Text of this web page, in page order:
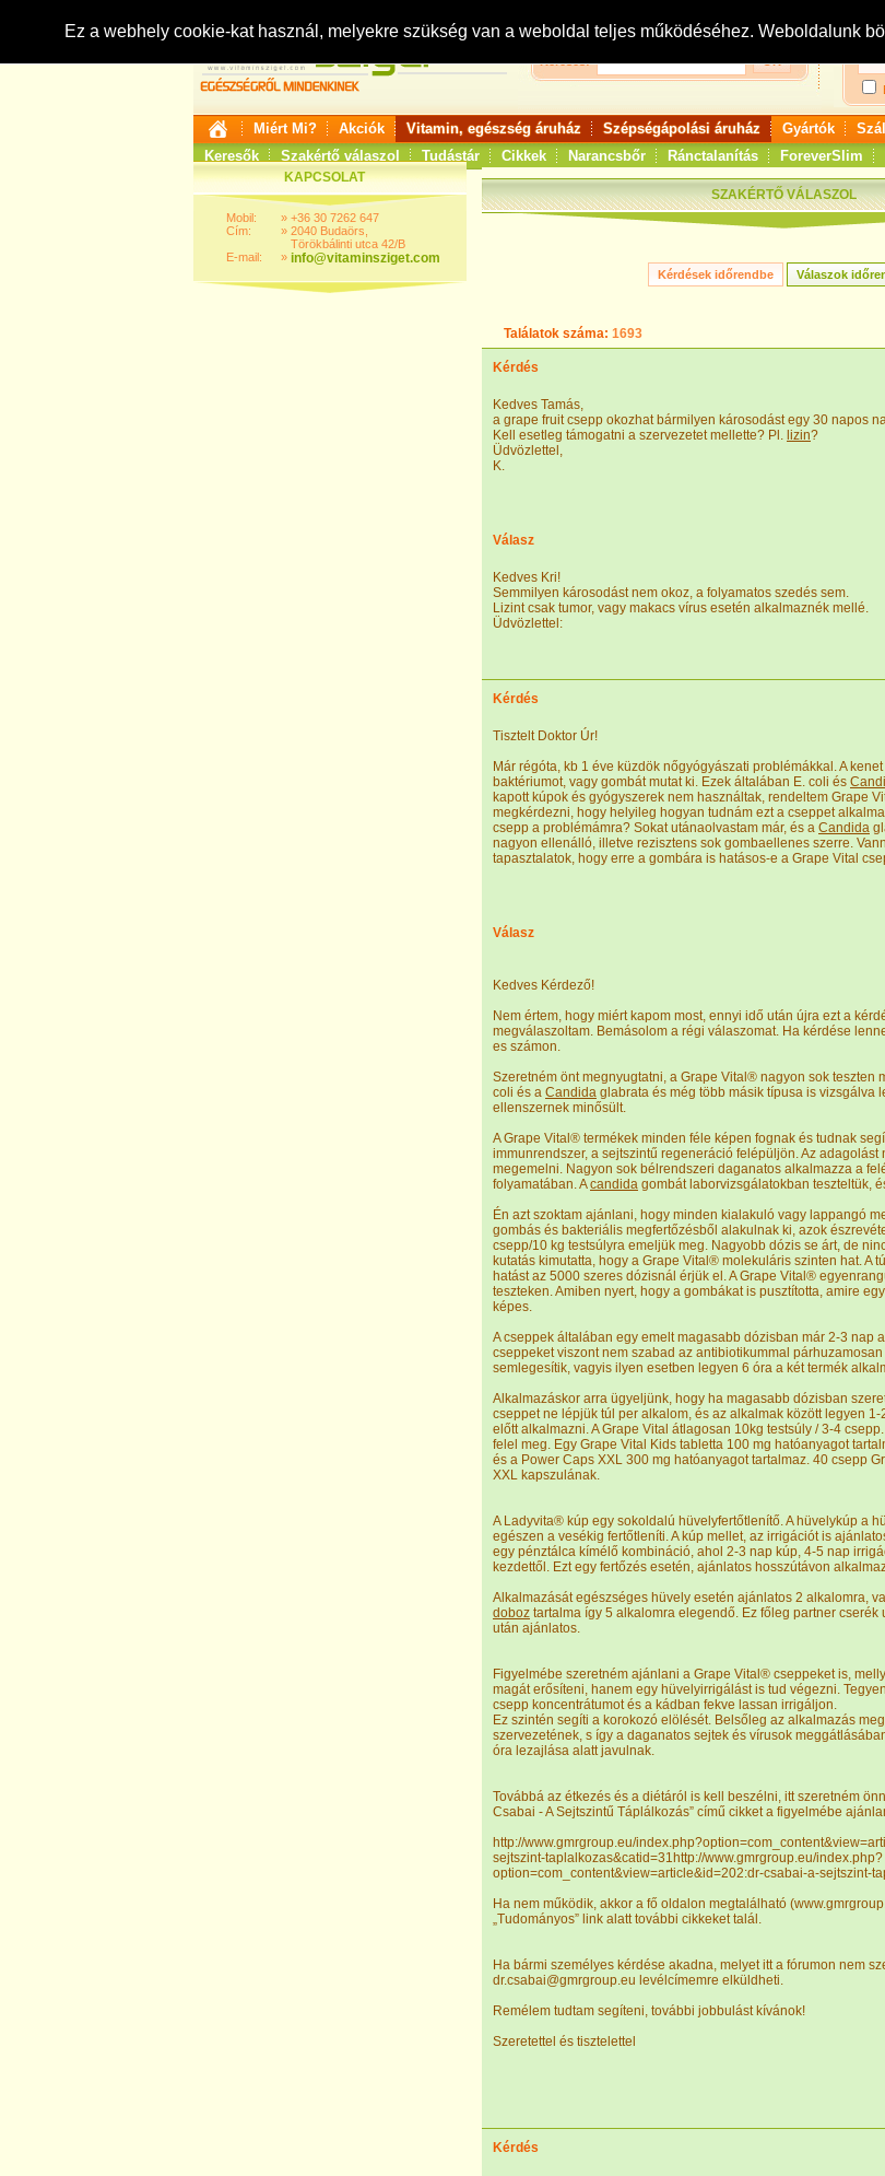
Ez a webhely cookie-kat használ, melyekre szükség van a weboldal teljes működéséhez. Weboldalunk
Keresés:
Miért Mi? Akciók Vitamin, egészség áruház Szépségápolási áruház Gyártók
Keresők
Szakértő válaszol Tudástár Cikkek Narancsbőr Ránctalanítás ForeverSlim
KAPCSOLAT
Mobil:
Cím:
E-mail:
»
»
»
+36 30 7262 647
2040 Budaörs,
Törökbálinti utca 42/B
info@vitaminsziget.com
SZAKÉRTŐ VÁLASZOL
Találatok száma: 1693
Kérdés
Kedves Tamás,
a grape fruit csepp okozhat bármilyen károsodást egy 30 napos
Kell esetleg támogatni a szervezetet mellette? Pl. lizin?
Üdvözlettel,
K.
Válasz
Kedves Kri!
Semmilyen károsodást nem okoz, a folyamatos szedés sem.
Lizint csak tumor, vagy makacs vírus esetén alkalmaznék mellé.
Üdvözlettel:
Kérdés
Tisztelt Doktor Úr!
Már régóta, kb 1 éve küzdök nőgyógyászati problémákkal. A
baktériumot, vagy gombát mutat ki. Ezek általában E. coli és
kapott kúpok és gyógyszerek nem használtak, rendeltem Grape
megkérdezni, hogy helyileg hogyan tudnám ezt a cseppet
csepp a problémámra? Sokat utánaolvastam már, és a Candida
nagyon ellenálló, illetve rezisztens sok gombaellenes szerre.
tapasztalatok, hogy erre a gombára is hatásos-e a Grape Vital
Válasz
Kedves Kérdező!
Nem értem, hogy miért kapom most, ennyi idő után újra ezt a
megválaszoltam. Bemásolom a régi válaszomat. Ha kérdése
es számon.
Szeretném önt megnyugtatni, a Grape Vital® nagyon sok teszten
coli és a Candida glabrata és még több másik típusa is vizsgálva
ellenszernek minősült.
A Grape Vital® termékek minden féle képen fognak és tudnak
immunrendszer, a sejtszintű regeneráció felépüljön. Az adagolást
megemelni. Nagyon sok bélrendszeri daganatos alkalmazza a
folyamatában. Acandida gombát laborvizsgálatokban teszteltük,
Én azt szoktam ajánlani, hogy minden kialakuló vagy lappangó
gombás és bakteriális megfertőzésből alakulnak ki, azok
csepp/10 kg testsúlyra emeljük meg. Nagyobb dózis se árt, de
kutatás kimutatta, hogy a Grape Vital® molekuláris szinten hat. A
hatást az 5000 szeres dózisnál érjük el. A Grape Vital®
teszteken. Amiben nyert, hogy a gombákat is pusztította, amire
képes.
A cseppek általában egy emelt magasabb dózisban már 2-3 nap
cseppeket viszont nem szabad az antibiotikummal
semlegesítik, vagyis ilyen esetben legyen 6 óra a két termék
Alkalmazáskor arra ügyeljünk, hogy ha magasabb dózisban
cseppet ne lépjük túl per alkalom, és az alkalmak között legyen
előtt alkalmazni. A Grape Vital átlagosan 10kg testsúly / 3-4
felel meg. Egy Grape Vital Kids tabletta 100 mg hatóanyagot
és a Power Caps XXL 300 mg hatóanyagot tartalmaz. 40 csepp
XXL kapszulának.
A Ladyvita® kúp egy sokoldalú hüvelyfertőtlenítő. A hüvelykúp a
egészen a vesékig fertőtleníti. A kúp mellet, az irrigációt is
egy pénztálca kímélő kombináció, ahol 2-3 nap kúp, 4-5 nap
kezdettől. Ezt egy fertőzés esetén, ajánlatos hosszútávon
Alkalmazását egészséges hüvely esetén ajánlatos 2 alkalomra,
doboz tartalma így 5 alkalomra elegendő. Ez főleg partner cserék
után ajánlatos.
Figyelmébe szeretném ajánlani a Grape Vital® cseppeket is,
magát erősíteni, hanem egy hüvelyirrigálást is tud végezni.
csepp koncentrátumot és a kádban fekve lassan irrigáljon.
Ez szintén segíti a korokozó elölését. Belsőleg az alkalmazás
szervezetének, s így a daganatos sejtek és vírusok
óra lezajlása alatt javulnak.
Továbbá az étkezés és a diétáról is kell beszélni, itt szeretném
Csabai - A Sejtszintű Táplálkozás” című cikket a figyelmébe
http://www.gmrgroup.eu/
sejtszint-taplalkozas&catid=31http://www.gmrgroup.eu/index.php?
option=com_content&view=article&id=202:dr-csabai-a-sejtszint-
Ha nem működik, akkor a fő oldalon megtalálható
„Tudományos” link alatt további cikkeket talál.
Ha bármi személyes kérdése akadna, melyet itt a fórumon nem
dr.csabai@gmrgroup.eu levélcímemre elküldheti.
Remélem tudtam segíteni, további jobbulást kívánok!
Szeretettel és tisztelettel
Kérdés